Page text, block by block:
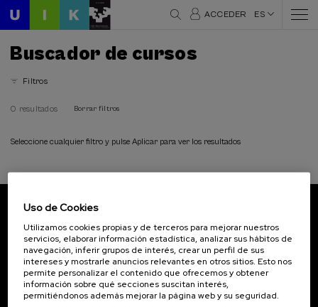
ACCEDER ES
Buscador de cursos
Filtros
0 resultados Borrar filtros
Seleccione cualquier filtro y pulse Aplicar para ver los resultados
Inscríbete para ser el primero/a en recibir las
novedades de UIK.
Suscribirse
Uso de Cookies
Utilizamos cookies propias y de terceros para mejorar nuestros
servicios, elaborar información estadística, analizar sus hábitos de
navegación, inferir grupos de interés, crear un perfil de sus
intereses y mostrarle anuncios relevantes en otros sitios. Esto nos
permite personalizar el contenido que ofrecemos y obtener
información sobre qué secciones suscitan interés,
permitiéndonos además mejorar la página web y su seguridad.